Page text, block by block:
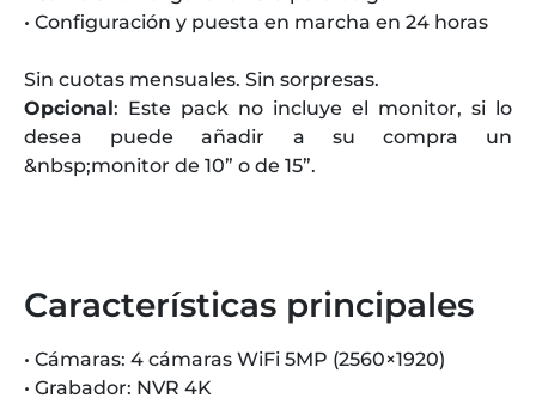
• Configuración y puesta en marcha en 24 horas
Sin cuotas mensuales. Sin sorpresas.
Opcional: Este pack no incluye el monitor, si lo
desea puede añadir a su compra un
&nbsp;monitor de 10” o de 15”.
Características principales
• Cámaras: 4 cámaras WiFi 5MP (2560×1920)
• Grabador: NVR 4K